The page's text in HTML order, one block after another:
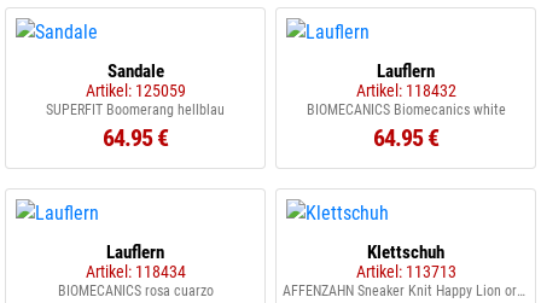
Sandale
Artikel: 125059
SUPERFIT Boomerang hellblau
64.95 €
Lauflern
Artikel: 118432
BIOMECANICS Biomecanics white
64.95 €
Lauflern
Artikel: 118434
BIOMECANICS rosa cuarzo
Klettschuh
Artikel: 113713
AFFENZAHN Sneaker Knit Happy Lion orange gelb